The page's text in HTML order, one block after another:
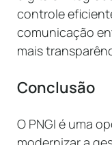
controle
comunicação
mais
Conclusão
O PNGI é uma